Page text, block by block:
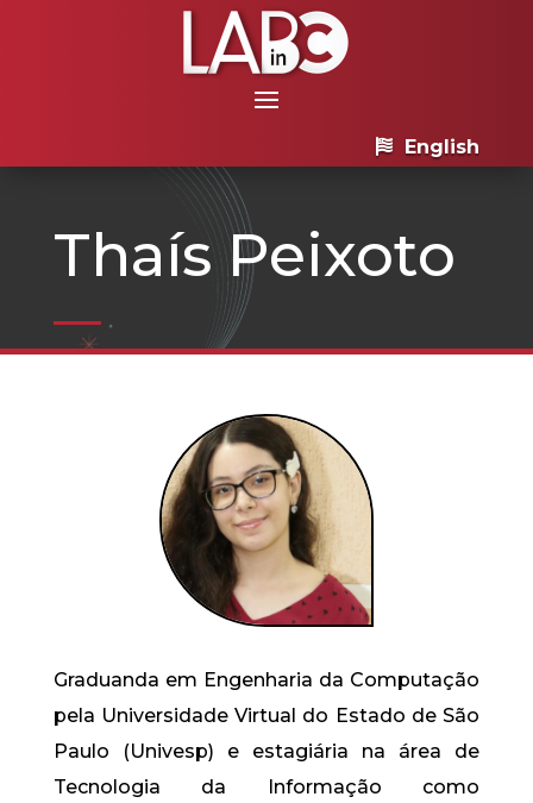
English
Thaís Peixoto
Graduanda em Engenharia da Computação
pela Universidade Virtual do Estado de São
Paulo (Univesp) e estagiária na área de
Tecnologia da Informação como